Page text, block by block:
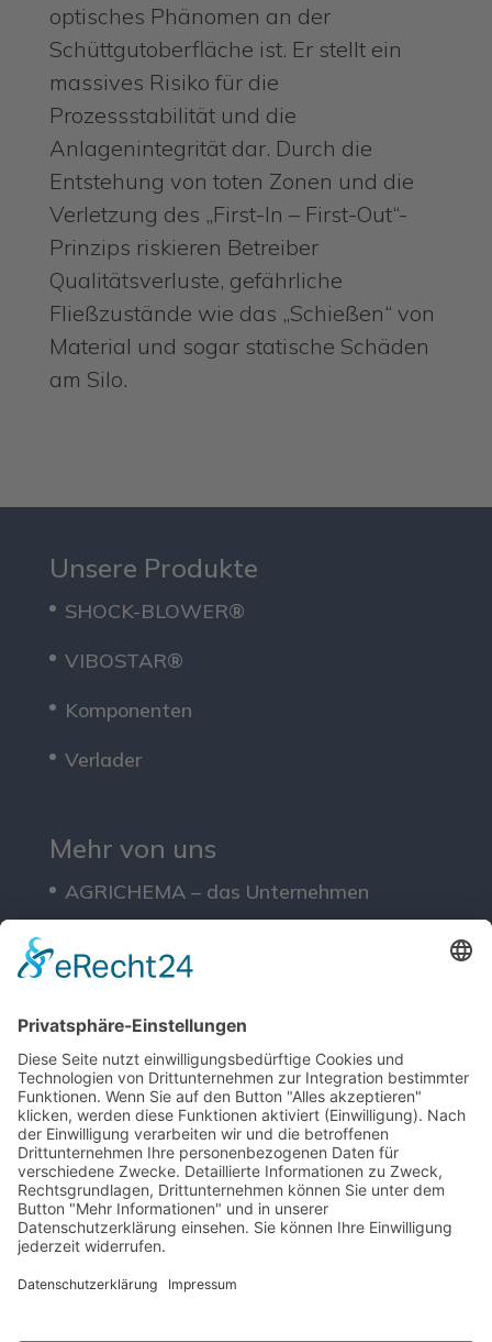
optisches Phänomen an der
Schüttgutoberfläche ist. Er stellt ein
massives Risiko für die
Prozessstabilität und die
Anlagenintegrität dar. Durch die
Entstehung von toten Zonen und die
Verletzung des „First-In – First-Out“-
Prinzips riskieren Betreiber
Qualitätsverluste, gefährliche
Fließzustände wie das „Schießen“ von
Material und sogar statische Schäden
am Silo.
Unsere Produkte
SHOCK-BLOWER®
VIBOSTAR®
Komponenten
Verlader
Mehr von uns
AGRICHEMA – das Unternehmen
Downloads
Rechtliches
Impressum
Datenschutz